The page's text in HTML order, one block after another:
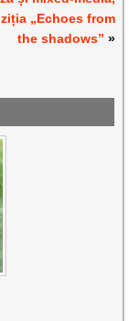
„Echoes from
the shadows” »